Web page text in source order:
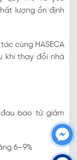
lượng ổn định
cùng HASECA
khi thay đổi nhà
bao tử giảm
6–9%